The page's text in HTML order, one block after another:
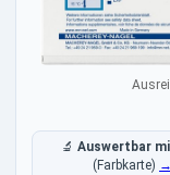
🔬 Auswertbar
(Farbkarte)